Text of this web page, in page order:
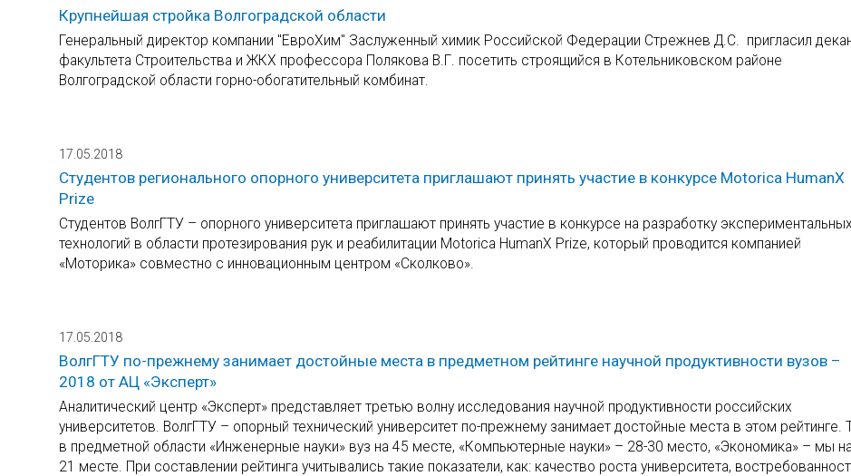
Крупнейшая стройка Волгоградской области
Генеральный директор компании "ЕвроХим" Заслуженный химик Российской Федерации Стрежнев Д.С. пригласил
факультета Строительства и ЖКХ профессора Полякова В.Г. посетить строящийся в Котельниковском районе
Волгоградской области горно-обогатительный комбинат.
17.05.2018
Студентов регионального опорного университета приглашают принять участие в конкурсе Motorica HumanX
Prize
Студентов ВолгГТУ – опорного университета приглашают принять участие в конкурсе на разработку экспериментальных
технологий в области протезирования рук и реабилитации Motorica HumanX Prize, который проводится компанией
«Моторика» совместно с инновационным центром «Сколково».
17.05.2018
ВолгГТУ по-прежнему занимает достойные места в предметном рейтинге научной продуктивности вузов –
2018 от АЦ «Эксперт»
Аналитический центр «Эксперт» представляет третью волну исследования научной продуктивности российских
университетов. ВолгГТУ – опорный технический университет по-прежнему занимает достойные места в этом рейтинге.
в предметной области «Инженерные науки» вуз на 45 месте, «Компьютерные науки» – 28-30 место, «Экономика» – мы
21 месте. При составлении рейтинга учитывались такие показатели, как: качество роста университета,